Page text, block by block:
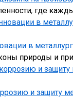
где
в
природы и
и защиту